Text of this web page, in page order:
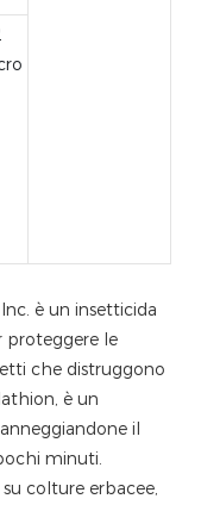
è un insetticida
le
che distruggono
è un
il
minuti.
colture erbacee,